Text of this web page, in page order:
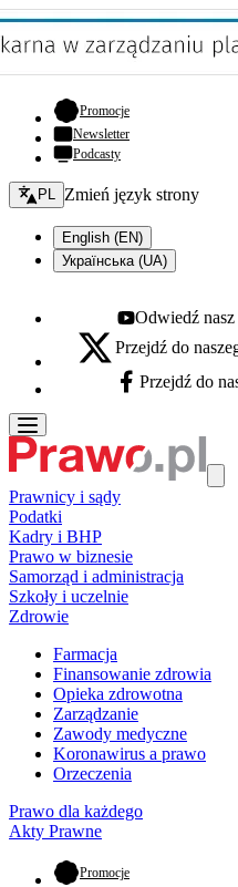
Promocje- otwiera się w nowej
Newsletter
Podcasty
Zmień język - bieżący:
PL Zmień język strony
English (EN)
Українська (UA)
Youtube - otwiera się
Odwiedź nasz
X - otwiera się w nowej karcie
Przejdź do
Facebook - otwiera
Przejdź do
Prawnicy i sądy
Podatki
Kadry i BHP
Prawo w biznesie
Samorząd i administracja
Szkoły i uczelnie
Zdrowie
Farmacja
Finansowanie zdrowia
Opieka zdrowotna
Zarządzanie
Zawody medyczne
Koronawirus a prawo
Orzeczenia
Prawo dla każdego
Akty Prawne
Promocje- otwiera się w nowej